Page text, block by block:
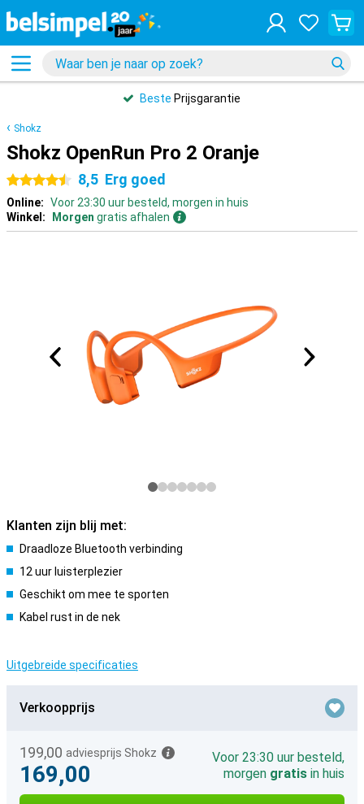
Beste Prijsgarantie
Shokz
Shokz OpenRun Pro 2 Oranje
4.5 sterren
8,5 Erg goed
Online: Voor 23:30 uur besteld, morgen in huis
Winkel:
Morgen gratis afhalen
Klanten zijn blij met:
Draadloze Bluetooth verbinding
12 uur luisterplezier
Geschikt om mee te sporten
Kabel rust in de nek
Uitgebreide specificaties
Verkoopprijs
199,00 adviesprijs Shokz
169,00
Voor 23:30 uur besteld,
morgen gratis in huis